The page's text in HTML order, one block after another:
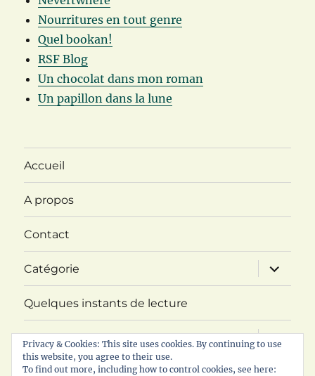
Nourritures en tout genre
Quel bookan!
RSF Blog
Un chocolat dans mon roman
Un papillon dans la lune
Accueil
A propos
Contact
Catégorie
ouvrir
le
sous-
Quelques instants de lecture
Challenge ABC Imaginaire
ouvrir
le
menu
RDV littéraire
ouvrir
Privacy & Cookies: This site uses cookies. By continuing to use
this website, you agree to their use.
To find out more, including how to control cookies, see here: